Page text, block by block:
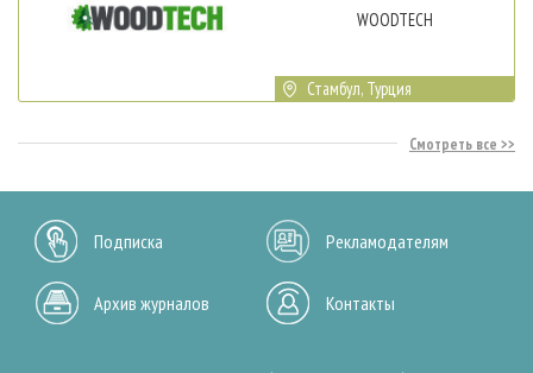
WOODTECH
Стамбул, Турция
Смотреть все
Подписка Рекламодателям
Архив журналов Контакты